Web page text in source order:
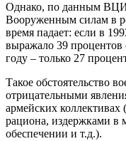
Однако, по данным
Вооруженным силам в
время падает: если в
выражало 39
году – только 27
Такое обстоятельство
отрицательными
армейских коллективах
рациона, издержками в
обеспечении и т.д.).